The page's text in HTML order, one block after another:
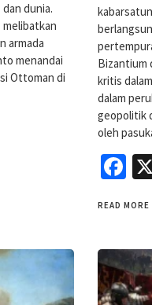
dunia.
melibatkan
armada
menandai
Ottoman di
Bizantium
kritis
dalam
geopolitik
oleh
READ MORE